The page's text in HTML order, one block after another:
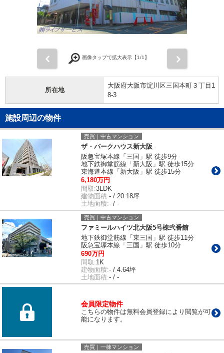
画像タップで拡大表示【1/1】
所在地
大阪府大阪市淀川区三国本町３丁目1
8-3
施設周辺の物件
売買｜中古マンション
ザ・パークハウス新大阪
阪急宝塚本線「三国」駅 徒歩9分
地下鉄御堂筋線「新大阪」駅 徒歩15分
東海道本線「新大阪」駅 徒歩15分
6,180万円
間取:3LDK
建物面積:- / 20.18坪
土地面積:- / -
売買｜中古マンション
ファミールハイツ北大阪5号棟弐番館
地下鉄御堂筋線「東三国」駅 徒歩11分
阪急宝塚本線「三国」駅 徒歩10分
690万円
間取:1K
建物面積:- / 4.64坪
土地面積:- / -
会員限定物件
こちらの物件は無料会員登録により閲覧が可
能になります。
売買｜一棟マンション